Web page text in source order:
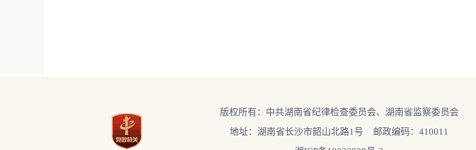
版权所有：中共湖南省纪律检查委员会、湖南省监察委员会
地址：湖南省长沙市韶山北路1号 邮政编码：410011